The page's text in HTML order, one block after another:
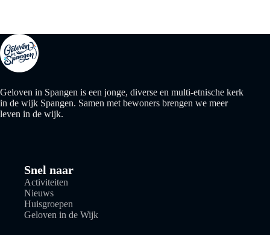
Geloven in Spangen is een jonge, diverse en multi-etnische kerk
in de wijk Spangen. Samen met bewoners brengen we meer
leven in de wijk.
Snel naar
Activiteiten
Nieuws
Huisgroepen
Geloven in de Wijk